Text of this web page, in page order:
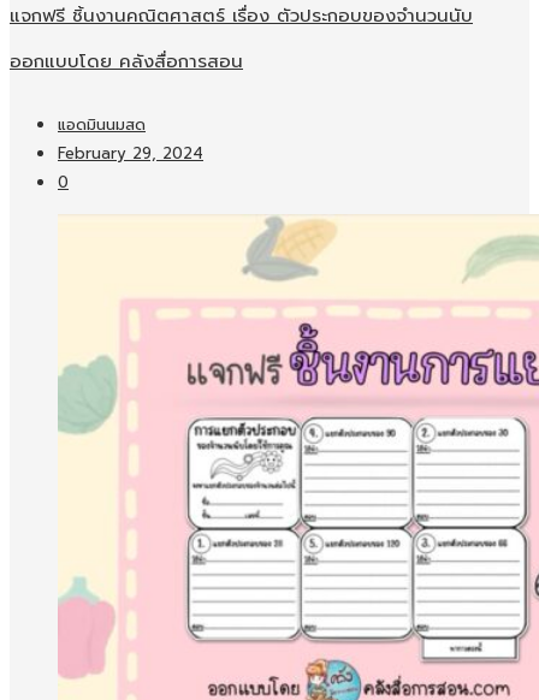
แจกฟรี ชิ้นงานคณิตศาสตร์ เรื่อง ตัวประกอบของจำนวนนับ
ออกแบบโดย คลังสื่อการสอน
แอดมินนมสด
February 29, 2024
0